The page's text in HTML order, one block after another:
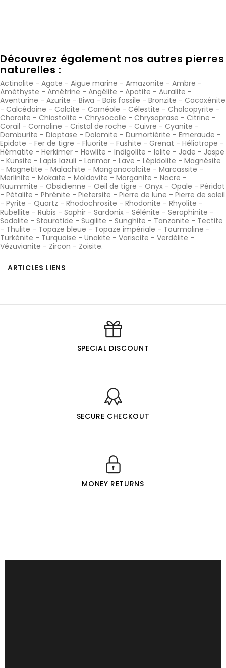
Découvrez également nos autres pierres
naturelles :
Actinolite - Agate - Aigue marine - Amazonite - Ambre -
Améthyste - Amétrine - Angélite - Apatite - Auralite -
Aventurine - Azurite - Biwa - Bois fossile - Bronzite - Cacoxénite
- Calcédoine - Calcite - Carnéole - Célestite - Chalcopyrite -
Charoïte - Chiastolite - Chrysocolle - Chrysoprase - Citrine -
Corail - Cornaline - Cristal de roche - Cuivre - Cyanite -
Damburite - Dioptase - Dolomite - Dumortiérite - Emeraude -
Epidote - Fer de tigre - Fluorite - Fushite - Grenat - Héliotrope -
Hématite - Herkimer - Howlite - Indigolite - Iolite - Jade - Jaspe
- Kunsite - Lapis lazuli - Larimar - Lave - Lépidolite - Magnésite
- Magnetite - Malachite - Manganocalcite - Marcassite -
Merlinite - Mokaïte - Moldavite - Morganite - Nacre -
Nuummite - Obsidienne - Oeil de tigre - Onyx - Opale - Péridot
- Pétalite - Phrénite - Pietersite - Pierre de lune - Pierre de soleil
- Pyrite - Quartz - Rhodochrosite - Rhodonite - Rhyolite -
Rubellite - Rubis - Saphir - Sardonix - Sélénite - Seraphinite -
Sodalite - Staurotide - Sugilite - Sunghite - Tanzanite - Tectite
- Thulite - Topaze bleue - Topaze impériale - Tourmaline -
Turkénite - Turquoise - Unakite - Variscite - Verdélite -
Vézuvianite - Zircon - Zoisite.
ARTICLES LIENS
SPECIAL DISCOUNT
SECURE CHECKOUT
MONEY RETURNS